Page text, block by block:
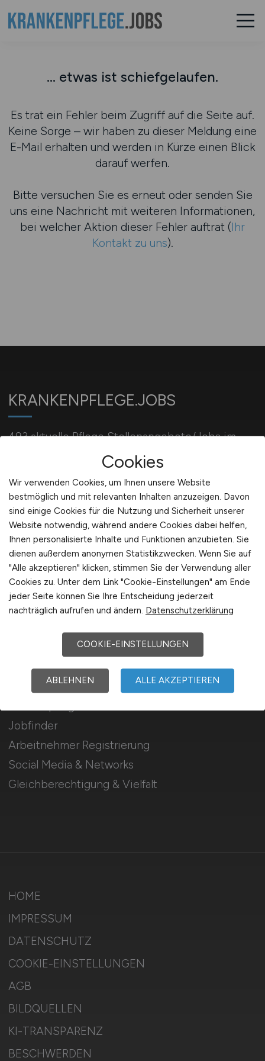
... etwas ist schiefgelaufen.
Es trat ein Fehler beim Zugriff auf die Seite auf.
Keine Sorge – wir haben zu dieser Meldung eine
E-Mail erhalten und werden in Kürze einen Blick
darauf werfen.
Bitte versuchen Sie es erneut oder senden Sie
uns eine Nachricht mit weiteren Informationen,
bei welcher Aktion dieser Fehler auftrat (Ihr
Kontakt zu uns).
KRANKENPFLEGE.JOBS
493 aktuelle Pflege Stellenangebote/Jobs im
Krankenhaus/Kliniken/Pflegeeinrichtungen
Für Arbeitnehmer
Jobfinder
Arbeitnehmer Registrierung
Social Media & Networks
Gleichberechtigung & Vielfalt
Für Arbeitgeber
Stellenanzeigen schalten
Mediadaten & Konditionen
Arbeitgeber Seite
Arbeitgeber Kontakt
Karrierenetzwerk
HOME
IMPRESSUM
DATENSCHUTZ
COOKIE-EINSTELLUNGEN
AGB
BILDQUELLEN
KI-TRANSPARENZ
BESCHWERDEN
Cookies
Wir verwenden Cookies, um Ihnen unsere Website
bestmöglich und mit relevanten Inhalten anzuzeigen. Davon
sind einige Cookies für die Nutzung und Sicherheit unserer
Website notwendig, während andere Cookies dabei helfen,
Ihnen personalisierte Inhalte und Funktionen anzubieten. Sie
dienen außerdem anonymen Statistikzwecken. Wenn Sie auf
"Alle akzeptieren" klicken, stimmen Sie der Verwendung aller
Cookies zu. Unter dem Link "Cookie-Einstellungen" am Ende
jeder Seite können Sie Ihre Entscheidung jederzeit
nachträglich aufrufen und ändern. Datenschutzerklärung
COOKIE-EINSTELLUNGEN
ABLEHNEN ALLE AKZEPTIEREN